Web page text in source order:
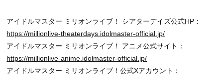
アイドルマスター ミリオンライブ！ シアターデイズ公式HP：
https://millionlive-theaterdays.idolmaster-official.jp/
アイドルマスター ミリオンライブ！ アニメ公式サイト：
https://millionlive-anime.idolmaster-official.jp/
アイドルマスター ミリオンライブ！公式Xアカウント：